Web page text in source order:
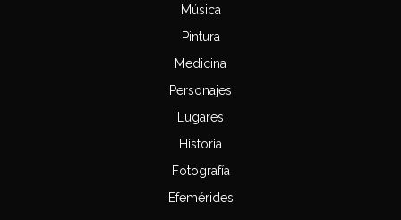
Música
Pintura
Medicina
Personajes
Lugares
Historia
Fotografía
Efemérides